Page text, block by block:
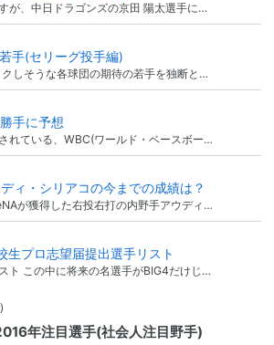
が、中日ドラゴンズの京田 陽太選手に…
手(セリーグ投手編)
しそうな各球団の期待の若手を独断と…
手に予想
れている、WBC(ワールド・ベースボー…
ィ・シリアコの今までの成績は？
が獲得した右投右打の内野手アウディ…
生プロ志望届提出選手リスト
ト この中に将来の名選手がBIG4だけじ…
年注目選手(社会人注目野手)